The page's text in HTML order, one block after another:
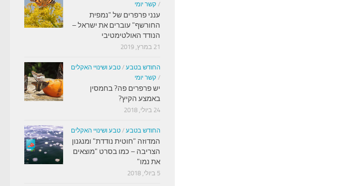
/ קשר יומי
ענני פרפרים של "נמפית
החורשף" עוברים את ישראל –
הנודד האולטימטיבי
21 במרץ, 2019
החודש בטבע / טבע ושינויי האקלים
/ קשר יומי
יש פרפרים פה? בחמסין
באמצע הקיץ?
24 ביולי, 2018
החודש בטבע / טבע ושינויי האקלים
המדוזה "חוטית נודדת" ומנגנון
הצריבה – כמו בסרט "מוצאים
את נמו"
5 ביולי, 2018